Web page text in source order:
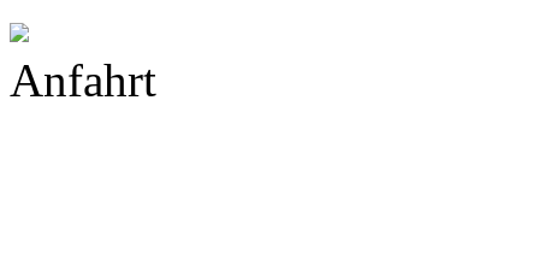
Anfahrt